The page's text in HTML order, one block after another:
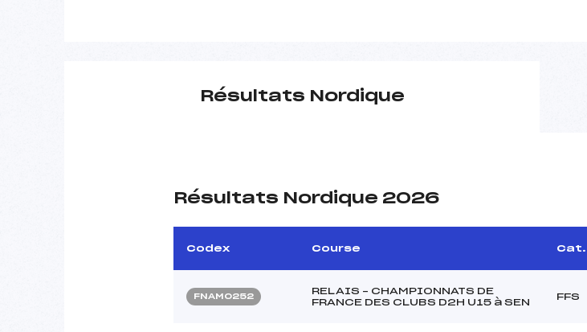
Résultats Nordique
Résultats Nordique 2026
Codex Course Cat.
FNAM0252
RELAIS – CHAMPIONNATS DE
FRANCE DES CLUBS D2H U15 à SEN
FFS